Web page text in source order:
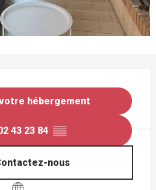
hébergement
43 23 84 ▒▒
nous